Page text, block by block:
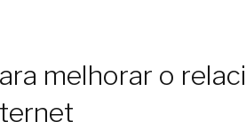
melhorar o